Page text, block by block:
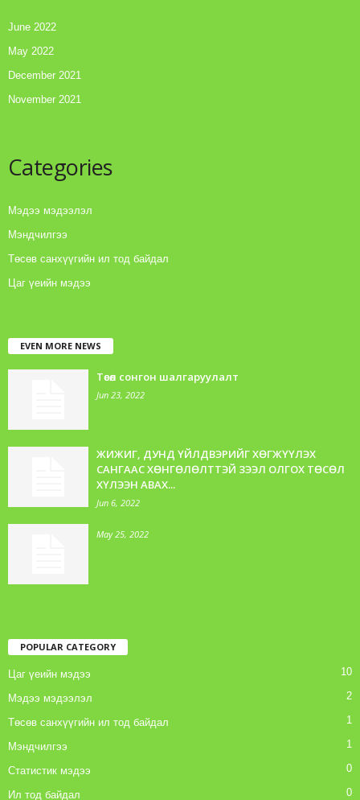
June 2022
May 2022
December 2021
November 2021
Categories
Мэдээ мэдээлэл
Мэндчилгээ
Төсөв санхүүгийн ил тод байдал
Цаг үеийн мэдээ
EVEN MORE NEWS
Төсөл сонгон шалгаруулалт
Jun 23, 2022
ЖИЖИГ, ДУНД ҮЙЛДВЭРИЙГ ХӨГЖҮҮЛЭХ
САНГААС ХӨНГӨЛӨЛТТЭЙ ЗЭЭЛ ОЛГОХ ТӨСӨЛ
ХҮЛЭЭН АВАХ...
Jun 6, 2022
May 25, 2022
POPULAR CATEGORY
Цаг үеийн мэдээ 10
Мэдээ мэдээлэл 2
Төсөв санхүүгийн ил тод байдал 1
Мэндчилгээ 1
Статистик мэдээ 0
Ил тод байдал 0